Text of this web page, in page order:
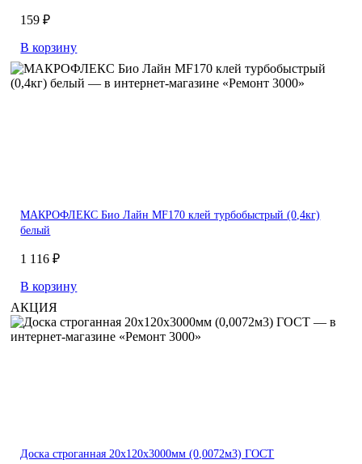
159 ₽
В корзину
МАКРОФЛЕКС Био Лайн MF170 клей турбобыстрый (0,4кг)
белый
1 116 ₽
В корзину
АКЦИЯ
Доска строганная 20х120х3000мм (0,0072м3) ГОСТ